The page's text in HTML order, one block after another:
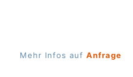
Mehr Infos auf Anfrage